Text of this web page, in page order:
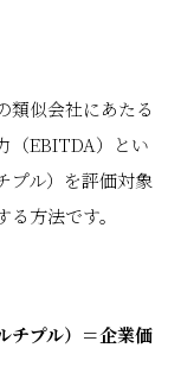
類似会社にあたる
（EBITDA）とい
プル）を評価対象
方法です。
プル）＝企業価